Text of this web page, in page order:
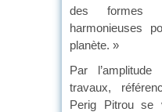
des formes
harmonieuses
planète. »
Par
travaux,
Perig Pitrou se